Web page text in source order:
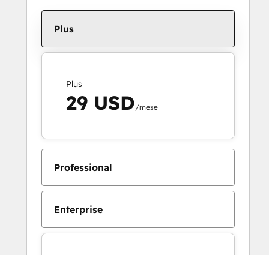
Plus
Plus
29 USD/mese
Professional
Enterprise